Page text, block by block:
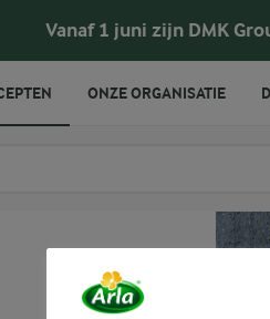
Vanaf 1 juni zijn DMK
ONZE ORGANISATIE